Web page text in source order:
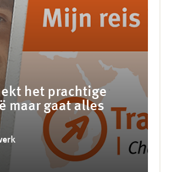
het prachtige
maar gaat alles